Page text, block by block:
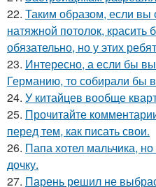
22. Таким образом, если вы
натяжной потолок, красить
обязательно, но у этих
23. Интересно, а если бы
Германию, то собирали бы
24. У китайцев вообще
25. Прочитайте
перед тем, как писать свои.
26. Папа хотел мальчика,
дочку.
27. Парень решил не